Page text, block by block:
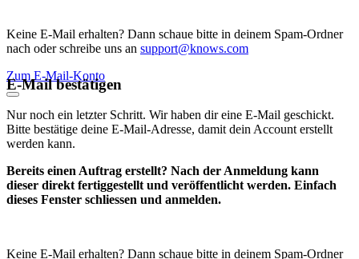
Keine E-Mail erhalten? Dann schaue bitte in deinem Spam-Ordner
nach oder schreibe uns an support@knows.com
Zum E-Mail-Konto
E-Mail bestätigen
Nur noch ein letzter Schritt. Wir haben dir eine E-Mail geschickt.
Bitte bestätige deine E-Mail-Adresse, damit dein Account erstellt
werden kann.
Bereits einen Auftrag erstellt? Nach der Anmeldung kann
dieser direkt fertiggestellt und veröffentlicht werden. Einfach
dieses Fenster schliessen und anmelden.
Keine E-Mail erhalten? Dann schaue bitte in deinem Spam-Ordner